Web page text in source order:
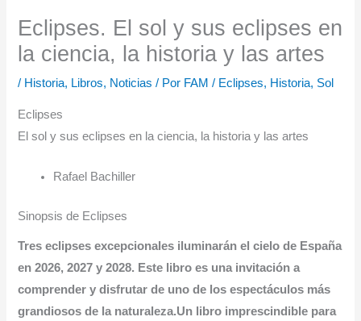
Eclipses. El sol y sus eclipses en
la ciencia, la historia y las artes
/ Historia, Libros, Noticias / Por FAM/ Eclipses, Historia, Sol
Eclipses
El sol y sus eclipses en la ciencia, la historia y las artes
Rafael Bachiller
Sinopsis de Eclipses
Tres eclipses excepcionales iluminarán el cielo de España
en 2026, 2027 y 2028. Este libro es una invitación a
comprender y disfrutar de uno de los espectáculos más
grandiosos de la naturaleza.Un libro imprescindible para